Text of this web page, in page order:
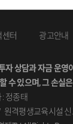
센터 광고안내
자상담과자금운영
수있으며,그손실
:정종태
원격평생교육시설